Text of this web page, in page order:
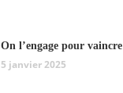
On l’engage pour vaincre
5 janvier 2025